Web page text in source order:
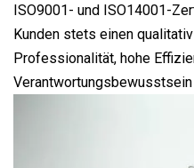
ISO9001- und ISO14001-
Kunden stets einen
Professionalität, hohe